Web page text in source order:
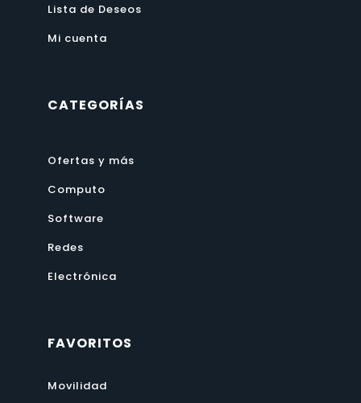
Lista de Deseos
Mi cuenta
CATEGORÍAS
Ofertas y más
Computo
Software
Redes
Electrónica
FAVORITOS
Movilidad